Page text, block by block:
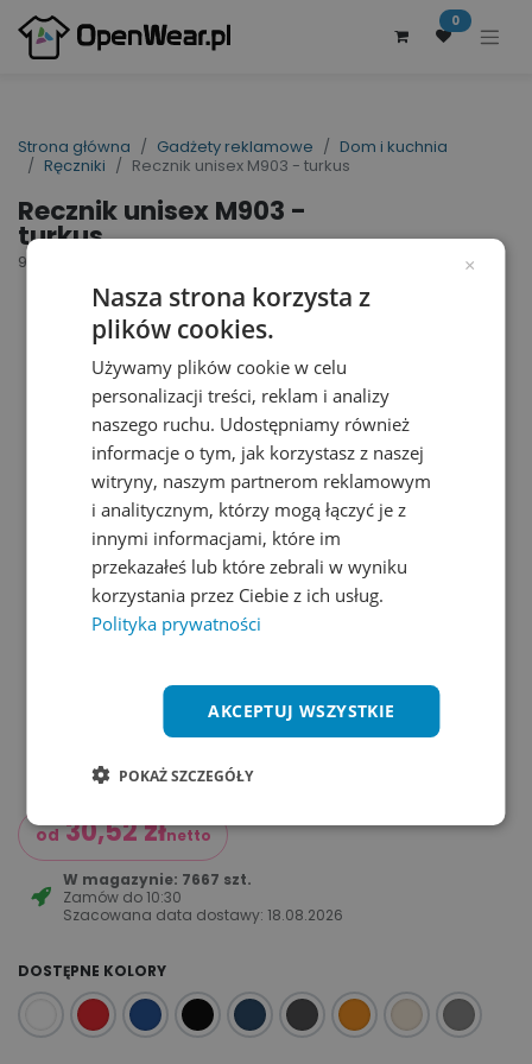
0
Strona główna Gadżety reklamowe
Dom i kuchnia
Ręczniki
Recznik unisex M903 - turkus
Recznik unisex M903 -
turkus
90344
od 30,52złnetto
W magazynie: 7667 szt.
Zamów do 10:30
Szacowana data dostawy:18.08.2026
DOSTĘPNE KOLORY
×
Nasza strona korzysta z
plików cookies.
Używamy plików cookie w celu
personalizacji treści, reklam i analizy
naszego ruchu. Udostępniamy również
informacje o tym, jak korzystasz z naszej
witryny, naszym partnerom reklamowym
i analitycznym, którzy mogą łączyć je z
innymi informacjami, które im
przekazałeś lub które zebrali w wyniku
korzystania przez Ciebie z ich usług.
Polityka prywatności
AKCEPTUJ WSZYSTKIE
POKAŻ SZCZEGÓŁY